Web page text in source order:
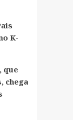
K-
que
chega